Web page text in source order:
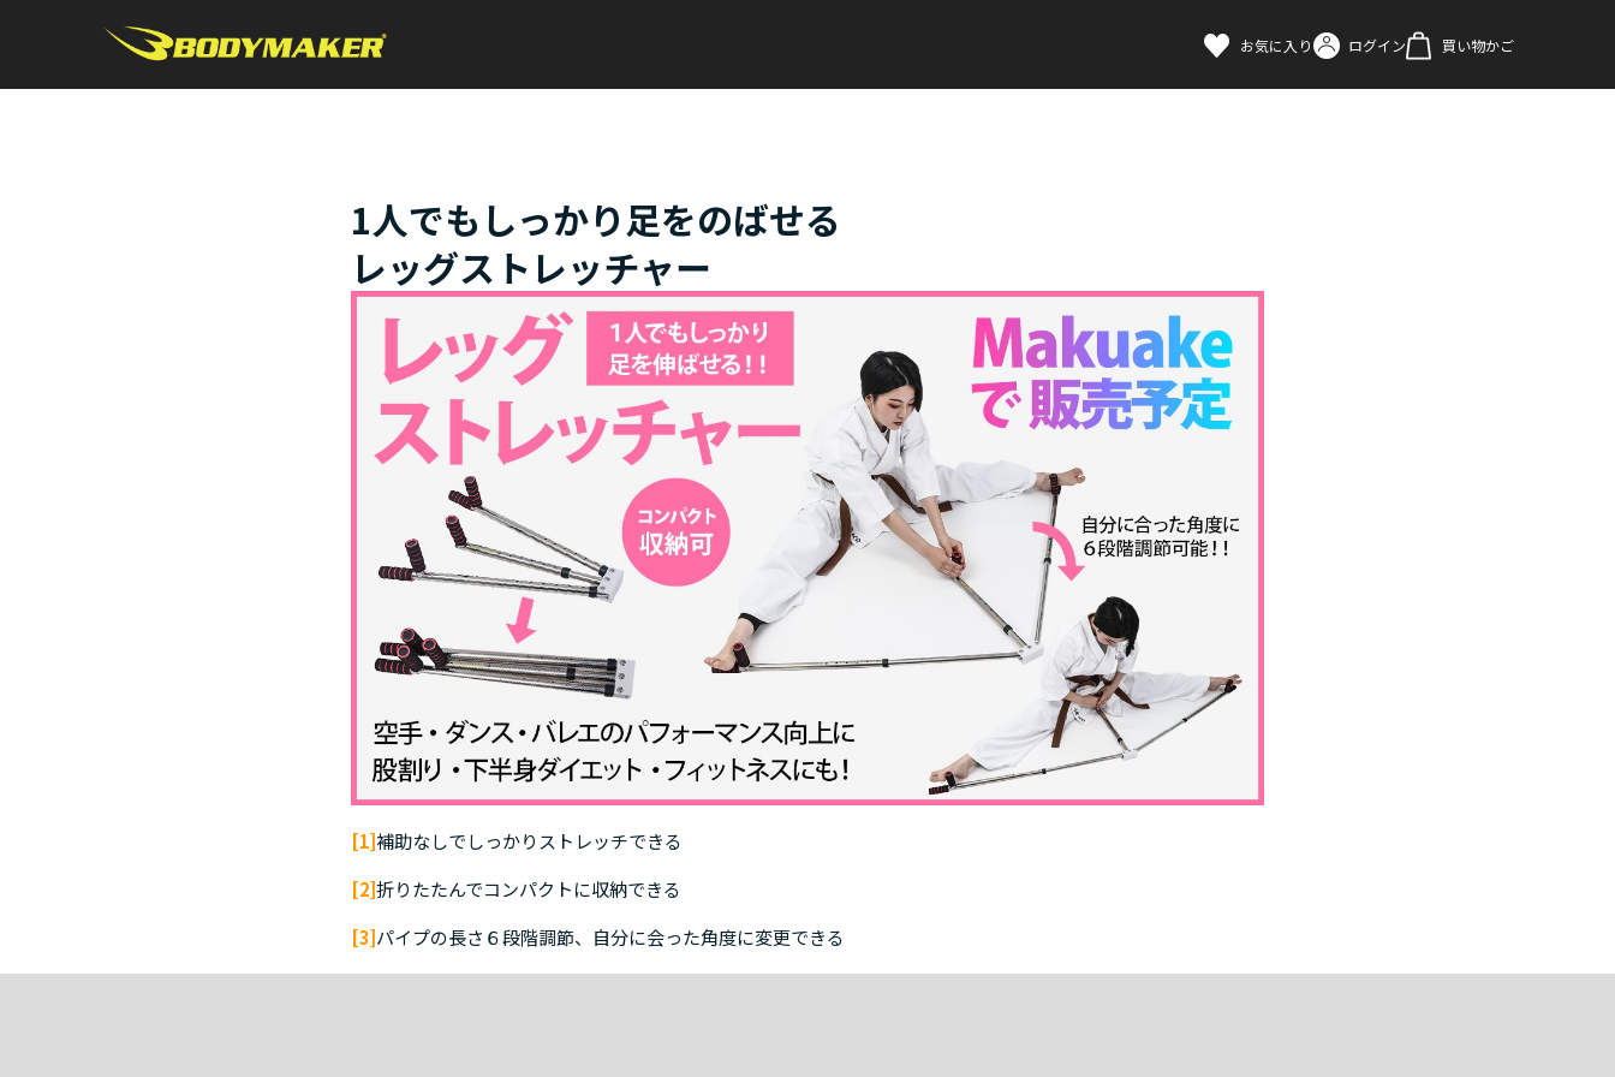
お気に入り ログイン 買い物かご
1人でもしっかり足をのばせる
レッグストレッチャー
[1]補助なしでしっかりストレッチできる
[2]折りたたんでコンパクトに収納できる
[3]パイプの長さ６段階調節、自分に会った角度に変更できる